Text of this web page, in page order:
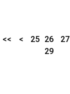
<< < 25 26 27
29